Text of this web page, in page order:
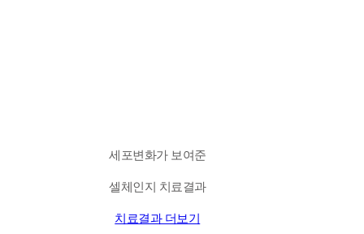
세포변화가 보여준
셀체인지 치료결과
치료결과 더보기